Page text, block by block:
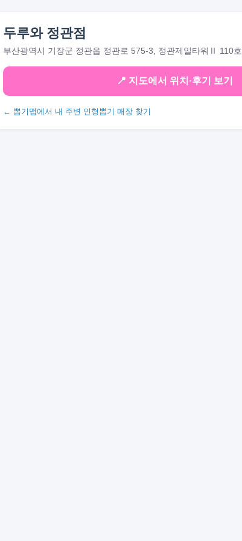
두루와 정관점
부산광역시 기장군 정관읍 정관로 575-3, 정관제일타워Ⅱ 110호
📍 지도에서 위치·후기 보기
← 뽑기맵에서 내 주변 인형뽑기 매장 찾기